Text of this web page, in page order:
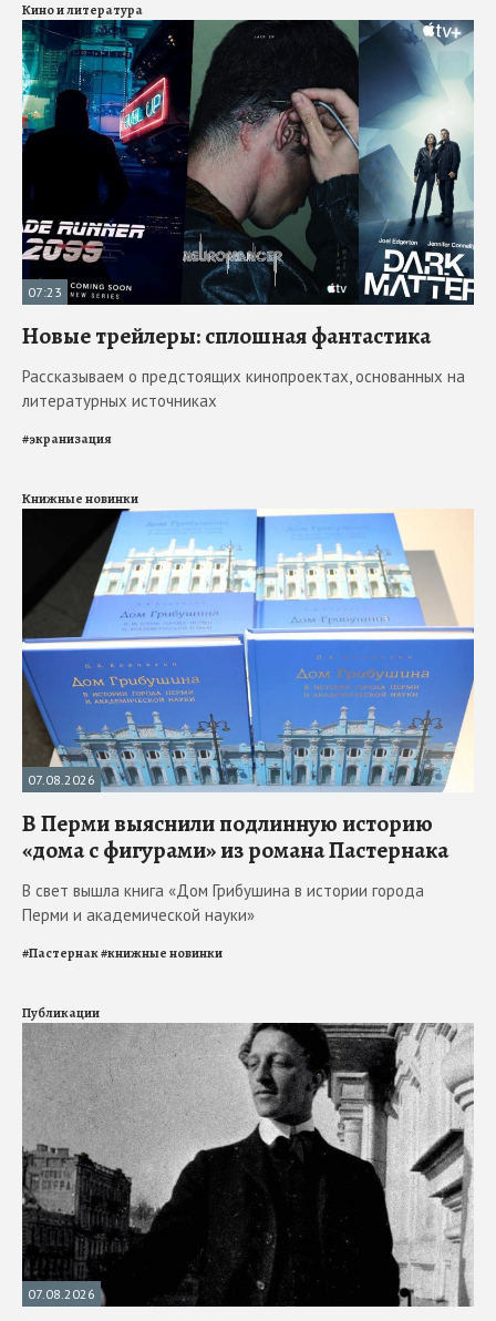
Кино и литература
07:23
Новые трейлеры: сплошная фантастика
Рассказываем о предстоящих кинопроектах, основанных на
литературных источниках
#экранизация
Книжные новинки
07.08.2026
В Перми выяснили подлинную историю
«дома с фигурами» из романа Пастернака
В свет вышла книга «Дом Грибушина в истории города
Перми и академической науки»
#Пастернак#книжные новинки
Публикации
07.08.2026